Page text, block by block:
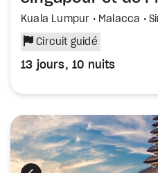
Kuala Lumpur • Malacca •
Circuit guidé
13 jours, 10 nuits